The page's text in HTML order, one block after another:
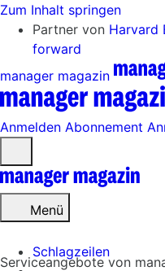
Zum Inhalt springen
Partner von Harvard
forward
manager magazin
Anmelden Abonnement
öffnen
Menü
Schlagzeilen
Serviceangebote von